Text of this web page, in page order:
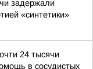
задержали
«синтетики»
24 тысячи
в сосудистых